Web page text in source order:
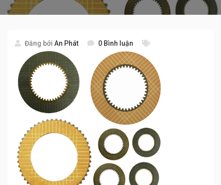
Đăng bởi An Phát 0 Bình luận